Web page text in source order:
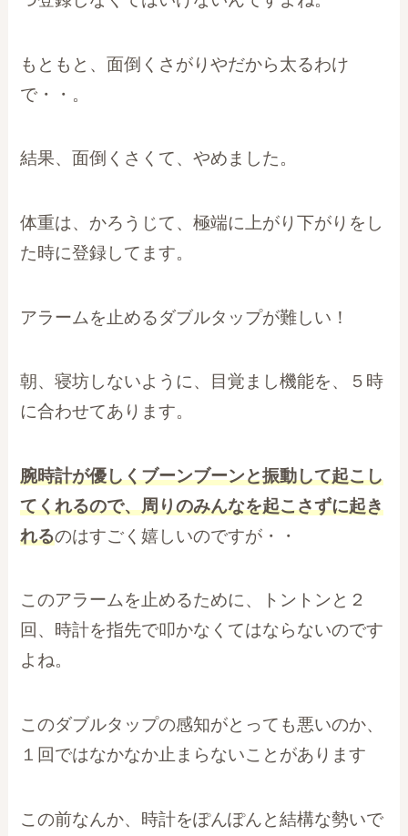
もともと、面倒くさがりやだから太るわけ
で・・。
結果、面倒くさくて、やめました。
体重は、かろうじて、極端に上がり下がりをし
た時に登録してます。
アラームを止めるダブルタップが難しい！
朝、寝坊しないように、目覚まし機能を、５時
に合わせてあります。
腕時計が優しくブーンブーンと振動して起こし
てくれるので、周りのみんなを起こさずに起き
れるのはすごく嬉しいのですが・・
このアラームを止めるために、トントンと２
回、時計を指先で叩かなくてはならないのです
よね。
このダブルタップの感知がとっても悪いのか、
１回ではなかなか止まらないことがあります
この前なんか、時計をぽんぽんと結構な勢いで